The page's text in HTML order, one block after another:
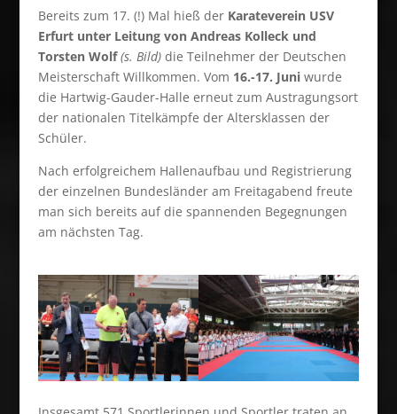
Bereits zum 17. (!) Mal hieß der Karateverein USV
Erfurt unter Leitung von Andreas Kolleck und
Torsten Wolf (s. Bild)die Teilnehmer der Deutschen
Meisterschaft Willkommen. Vom 16.-17. Juni wurde
die Hartwig-Gauder-Halle erneut zum Austragungsort
der nationalen Titelkämpfe der Altersklassen der
Schüler.
Nach erfolgreichem Hallenaufbau und Registrierung
der einzelnen Bundesländer am Freitagabend freute
man sich bereits auf die spannenden Begegnungen
am nächsten Tag.